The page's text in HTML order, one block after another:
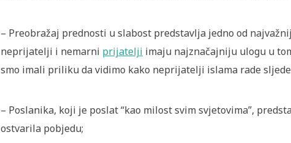
– Preobražaj prednosti u slabost predstavlja jedno od
neprijatelji i nemarni prijatelji imaju najznačajniju ulogu u
smo imali priliku da vidimo kako neprijatelji islama rade
– Poslanika, koji je poslat “kao milost svim svjetovima”,
ostvarila pobjedu;